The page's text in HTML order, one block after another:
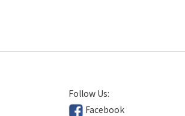
Follow Us:
Facebook